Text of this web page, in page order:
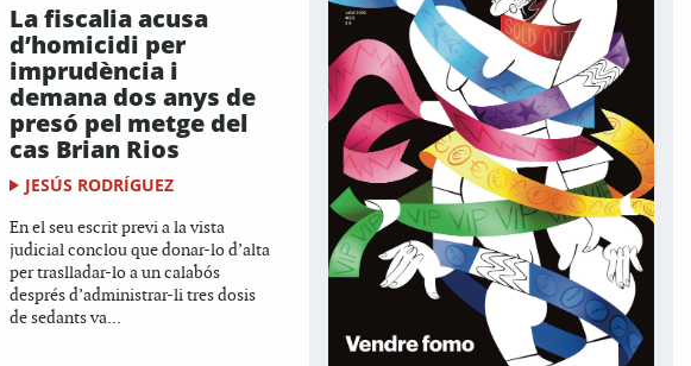
La fiscalia acusa
d’homicidi per
imprudència i
demana dos anys de
presó pel metge del
cas Brian Rios
JESÚS RODRÍGUEZ
En el seu escrit previ a la vista
judicial conclou que donar-lo d’alta
per traslladar-lo a un calabós
després d’administrar-li tres dosis
de sedants va...